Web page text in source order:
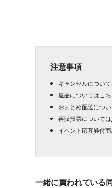
注意事項
キャンセルについて
返品については こ
おまとめ配送につ
再販投票については
イベント応募券付
一緒に買われている